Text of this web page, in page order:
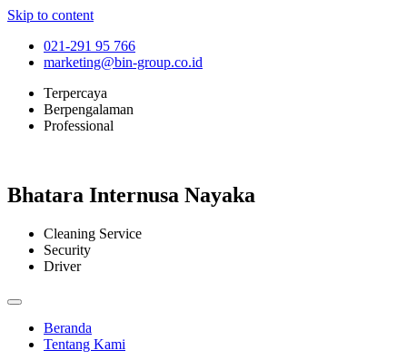
Skip to content
021-291 95 766
marketing@bin-group.co.id
Terpercaya
Berpengalaman
Professional
Bhatara Internusa Nayaka
Cleaning Service
Security
Driver
Beranda
Tentang Kami